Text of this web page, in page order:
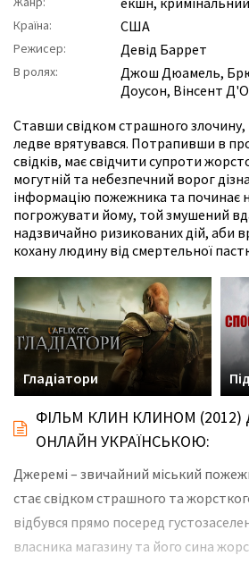
Країна: США
Режисер: Девід Баррет
В ролях: Джош Дюамель,
Доусон, Вінсент
Ставши свідком страшного
ледве врятувався. Потрапивши в
свідків, має свідчити супроти
могутній та небезпечний ворог
інформацію пожежника та починає
погрожувати йому, той змушений
надзвичайно ризикованих дій, аби
кохану людину від смертельної
Гладіатори
ФІЛЬМ КЛИН КЛИНОМ
ОНЛАЙН УКРАЇНСЬКОЮ:
Джеремі – звичайний міський
стає свідком страшного та
відбувся прямо посеред
власника магазину та його сина